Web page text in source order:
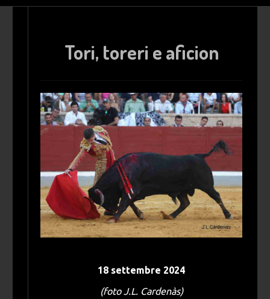
Tori, toreri e aficion
18 settembre 2024
(foto J.L. Cardenàs)